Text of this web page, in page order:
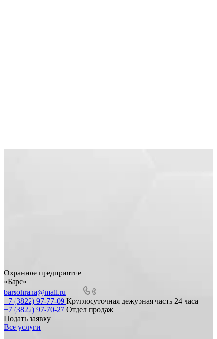
Охранное предприятие
«Барс»
barsohrana@mail.ru
+7 (3822) 97-77-09 Круглосуточная дежурная часть 24 часа
+7 (3822) 97-70-27 Отдел продаж
Подать заявку
Все услуги